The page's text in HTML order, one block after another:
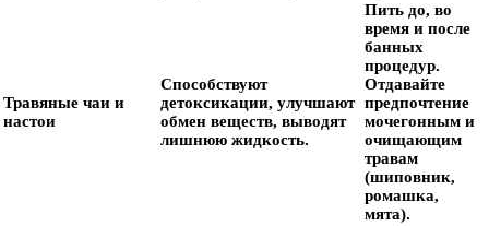
Травяные чаи и
настои
Способствуют
детоксикации, улучшают
обмен веществ, выводят
лишнюю жидкость.
Пить до, во
время и после
банных
процедур.
Отдавайте
предпочтение
мочегонным и
очищающим
травам
(шиповник,
ромашка,
мята).